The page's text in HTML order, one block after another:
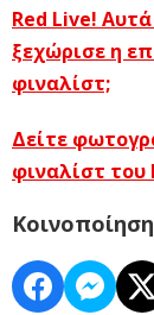
Red Live!
ξεχώρισε η
φιναλίστ;
Δείτε
φιναλίστ του
Κοινοποίηση